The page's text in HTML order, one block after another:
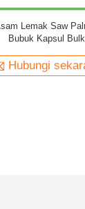
OEM Label
Ginkgo Biloba